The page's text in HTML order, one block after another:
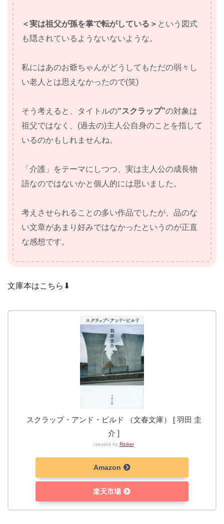
＜実は祖父が孫を掌で転がしている＞ という図式
も隠されているようないないような。
私にはあのお爺ちゃんがどうしてもただの弱々し
い老人とは思えなかったので(笑)
そう考えると、タイトルの“スクラップ”の対象は
祖父ではなく、(過去の)主人公自身のことを指して
いるのかもしれませんね。
「介護」をテーマにしつつ、実は主人公の成長物
語なのではないかと個人的には思いました。
考えさせられることの多い作品でしたが、品のな
い文章があまり好みではなかったというのが正直
な感想です。
文庫本はこちら⬇︎
スクラップ・アンド・ビルド （文春文庫） [ 羽田 圭
介 ]
created by Rinker
Amazon
楽天市場